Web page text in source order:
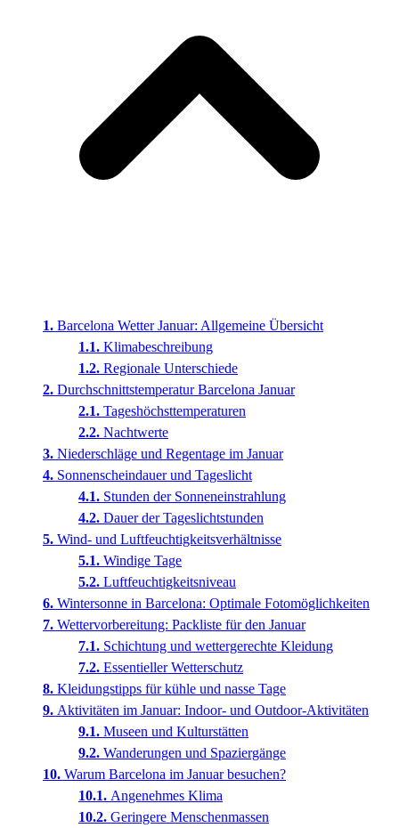
Barcelona Wetter Januar: Allgemeine Übersicht
Klimabeschreibung
Regionale Unterschiede
Durchschnittstemperatur Barcelona Januar
Tageshöchsttemperaturen
Nachtwerte
Niederschläge und Regentage im Januar
Sonnenscheindauer und Tageslicht
Stunden der Sonneneinstrahlung
Dauer der Tageslichtstunden
Wind- und Luftfeuchtigkeitsverhältnisse
Windige Tage
Luftfeuchtigkeitsniveau
Wintersonne in Barcelona: Optimale Fotomöglichkeiten
Wettervorbereitung: Packliste für den Januar
Schichtung und wettergerechte Kleidung
Essentieller Wetterschutz
Kleidungstipps für kühle und nasse Tage
Aktivitäten im Januar: Indoor- und Outdoor-Aktivitäten
Museen und Kulturstätten
Wanderungen und Spaziergänge
Warum Barcelona im Januar besuchen?
Angenehmes Klima
Geringere Menschenmassen